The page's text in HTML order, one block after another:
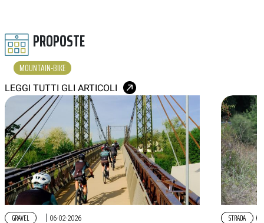
PROPOSTE
MOUNTAIN-BIKE
LEGGI TUTTI GLI ARTICOLI
GRAVEL | 06-02-2026 STRADA